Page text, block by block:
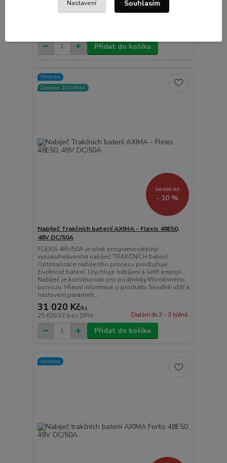
třísměnného provozu. Výstupní proud lze
přizpůsobit kapacitě baterie, provozní stavy...
Přidat do košíku
Novinka
Doprava ZDARMA
34 320 Kč
- 10 %
Nabíječ Trakčních baterií AXIMA - Flexis 48E50,
48V DC/50A
FLEXIS 48V/50A je plně programovatelný
vysokofrekvenční nabíječ TRAKČNÍCH baterií.
Optimalizace nabíjecího procesu prodlužuje
životnost baterií. Urychluje nabíjení a šetří energii.
Nabíječ je konstruován pro podmínky třísměnného
provozu. Hlavní informace o produktu Snadné užití a
nastavení parametr...
31 020 Kč/ks
25 636 Kč bez DPH Dodání do 2 - 3 týdnů
Přidat do košíku
Novinka
Nastavení Souhlasím